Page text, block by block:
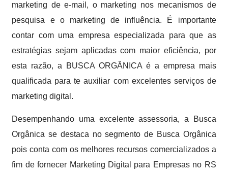
marketing de e-mail, o marketing nos mecanismos de
pesquisa e o marketing de influência. É importante
contar com uma empresa especializada para que as
estratégias sejam aplicadas com maior eficiência, por
esta razão, a BUSCA ORGÂNICA é a empresa mais
qualificada para te auxiliar com excelentes serviços de
marketing digital.
Desempenhando uma excelente assessoria, a Busca
Orgânica se destaca no segmento de Busca Orgânica
pois conta com os melhores recursos comercializados a
fim de fornecer Marketing Digital para Empresas no RS